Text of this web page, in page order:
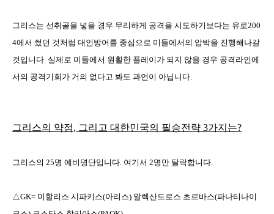
그리스는 선취골을 넣을 경우 무리하게 공격을 시도하기보다는 유로200
4에서 썼던 것처럼 대인방어를 중심으로 미들에서의 압박을 진행해나갈
것입니다. 실제로 미들에서 원활한 플레이가 되지 않을 경우 공격라인에
서의 공격기회가 거의 없다고 봐도 과언이 아닙니다.
그리스의 약점, 그리고 대한민국의 필승전략 3가지는?
그리스의 25명 예비명단입니다. 여기서 2명만 탈락합니다.
△GK= 미할리스 시파키스(아리스) 알렉산드로스 초르바스(파나티나이